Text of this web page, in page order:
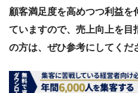
顧客満足度を高めつつ利益を
ていますので、売上向上を目
の方は、ぜひ参考にしてくだ